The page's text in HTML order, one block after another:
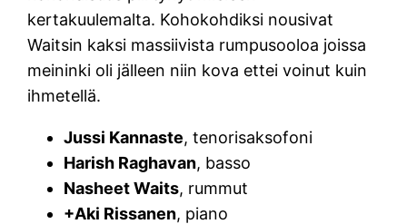
kertakuulemalta. Kohokohdiksi nousivat
Waitsin kaksi massiivista rumpusooloa joissa
meininki oli jälleen niin kova ettei voinut kuin
ihmetellä.
Jussi Kannaste, tenorisaksofoni
Harish Raghavan, basso
Nasheet Waits, rummut
+Aki Rissanen, piano